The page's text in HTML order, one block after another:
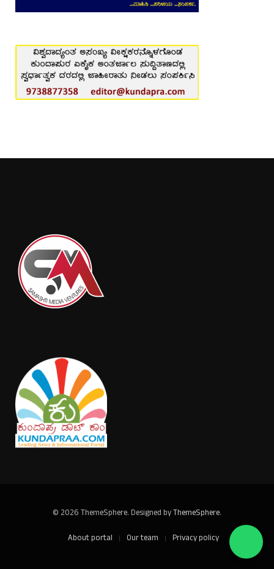
© 2026 ThemeSphere. Designed byThemeSphere.
About portal
Our team Privacy policy